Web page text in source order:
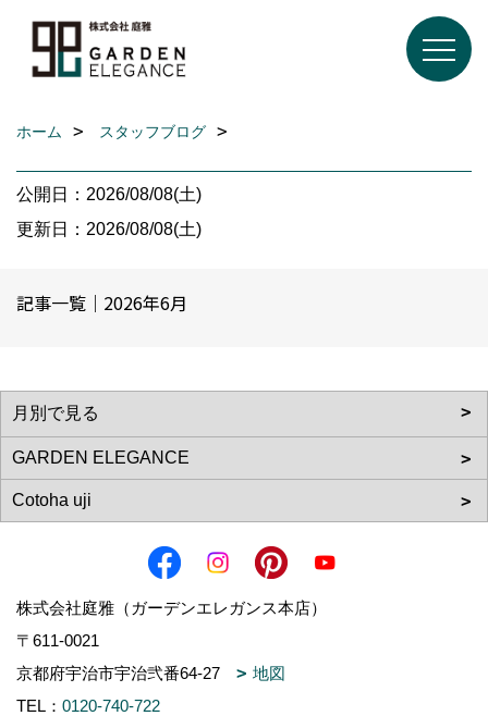
ホーム スタッフブログ
公開日：2026/08/08(土)
更新日：2026/08/08(土)
記事一覧｜2026年6月
株式会社庭雅（ガーデンエレガンス本店）
〒611-0021
京都府宇治市宇治弐番64-27
地図
TEL： 0120-740-722